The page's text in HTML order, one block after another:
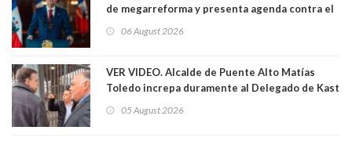
de megarreforma y presenta agenda contra el
06 August 2026
VER VIDEO. Alcalde de Puente Alto Matías
Toledo increpa duramente al Delegado de Kast
delegado nuevamente arrancando"
05 August 2026